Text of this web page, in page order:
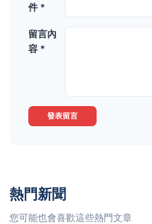
件 *
留言內
容 *
發表留言
熱門新聞
您可能也會喜歡這些熱門文章